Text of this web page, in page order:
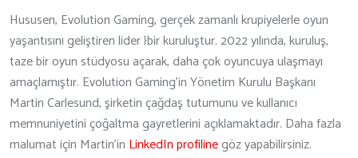
Hususen, Evolution Gaming, gerçek zamanlı krupiyelerle oyun
yaşantısını geliştiren lider }bir kuruluştur. 2022 yılında, kuruluş,
taze bir oyun stüdyosu açarak, daha çok oyuncuya ulaşmayı
amaçlamıştır. Evolution Gaming’in Yönetim Kurulu Başkanı
Martin Carlesund, şirketin çağdaş tutumunu ve kullanıcı
memnuniyetini çoğaltma gayretlerini açıklamaktadır. Daha fazla
malumat için Martin’in LinkedIn profilinegöz yapabilirsiniz.